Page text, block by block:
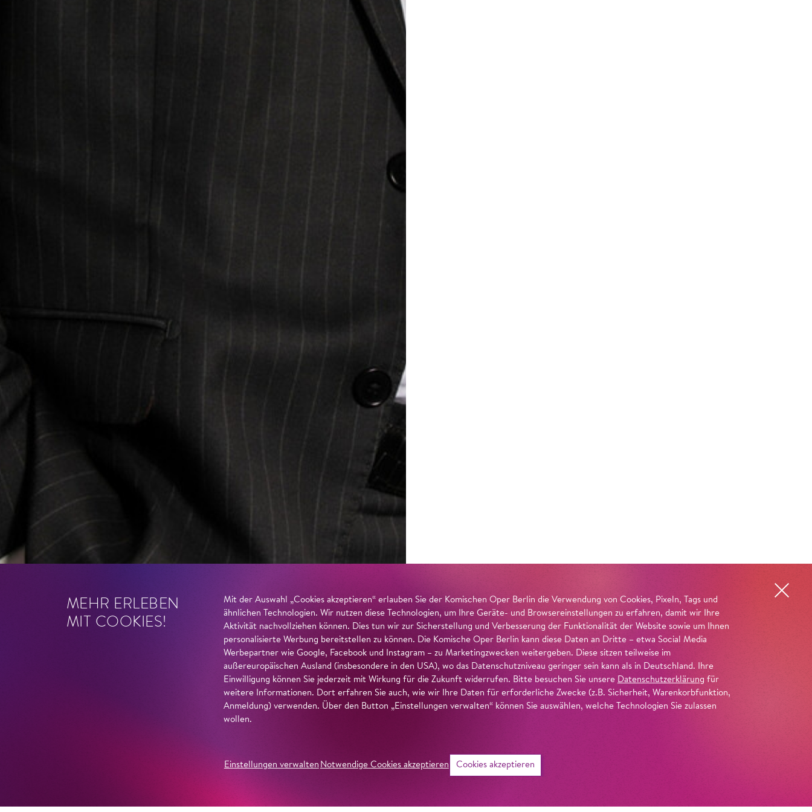
MEHR ERLEBEN
MIT COOKIES!
Mit der Auswahl „Cookies akzeptieren“ erlauben Sie der Komischen Oper Berlin die Verwendung von Cookies, Pixeln, Tags und
ähnlichen Technologien. Wir nutzen diese Technologien, um Ihre Geräte- und Browsereinstellungen zu erfahren, damit wir Ihre
Aktivität nachvollziehen können. Dies tun wir zur Sicherstellung und Verbesserung der Funktionalität der Website sowie um Ihnen
personalisierte Werbung bereitstellen zu können. Die Komische Oper Berlin kann diese Daten an Dritte – etwa Social Media
Werbepartner wie Google, Facebook und Instagram – zu Marketingzwecken weitergeben. Diese sitzen teilweise im
außereuropäischen Ausland (insbesondere in den USA), wo das Datenschutzniveau geringer sein kann als in Deutschland. Ihre
Einwilligung können Sie jederzeit mit Wirkung für die Zukunft widerrufen. Bitte besuchen Sie unsere Datenschutzerklärung für
weitere Informationen. Dort erfahren Sie auch, wie wir Ihre Daten für erforderliche Zwecke (z.B. Sicherheit, Warenkorbfunktion,
Anmeldung) verwenden. Über den Button „Einstellungen verwalten“ können Sie auswählen, welche Technologien Sie zulassen
wollen.
Einstellungen verwalten Notwendige Cookies akzeptieren Cookies akzeptieren